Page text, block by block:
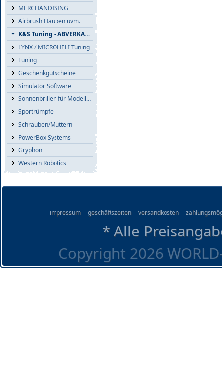
MERCHANDISING
Airbrush Hauben uvm.
K&S Tuning - ABVERKAUF
LYNX / MICROHELI Tuning
Tuning
Geschenkgutscheine
Simulator Software
Sonnenbrillen für Modellflieger
Sportrümpfe
Schrauben/Muttern
PowerBox Systems
Gryphon
Western Robotics
impressum geschäftszeiten versandkosten
* Alle
Copyright 2026